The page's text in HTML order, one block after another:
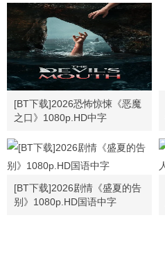
[BT下载]2026恐怖惊悚《恶魔
之口》1080p.HD中字
[BT下载]2026剧情《盛夏的告
别》1080p.HD国语中字